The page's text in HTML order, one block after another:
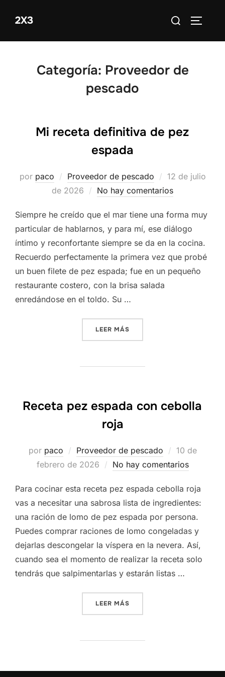
2X3 Buscar:
Categoría: Proveedor de
pescado
Mi receta definitiva de pez
espada
por paco Proveedor de pescado
Publicado
el
12 de julio
de 2026
No hay comentarios
Siempre he creído que el mar tiene una forma muy
particular de hablarnos, y para mí, ese diálogo
íntimo y reconfortante siempre se da en la cocina.
Recuerdo perfectamente la primera vez que probé
un buen filete de pez espada; fue en un pequeño
restaurante costero, con la brisa salada
enredándose en el toldo. Su …
LEER MÁS
Receta pez espada con cebolla
roja
por paco Proveedor de pescado
Publicado
el
10 de
febrero de 2026
No hay comentarios
Para cocinar esta receta pez espada cebolla roja
vas a necesitar una sabrosa lista de ingredientes:
una ración de lomo de pez espada por persona.
Puedes comprar raciones de lomo congeladas y
dejarlas descongelar la víspera en la nevera. Así,
cuando sea el momento de realizar la receta solo
tendrás que salpimentarlas y estarán listas …
LEER MÁS